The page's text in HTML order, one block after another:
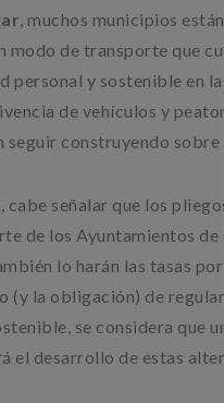
, muchos municipios
modo de transporte que
personal y sostenible en
de vehículos y
seguir construyendo
, cabe señalar que los
de los Ayuntamientos
lo harán las tasas
(y la obligación) de
se considera que
el desarrollo de estas